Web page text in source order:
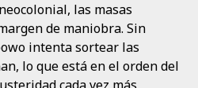
las masas
de maniobra. Sin
intenta sortear las
lo que está en el orden del